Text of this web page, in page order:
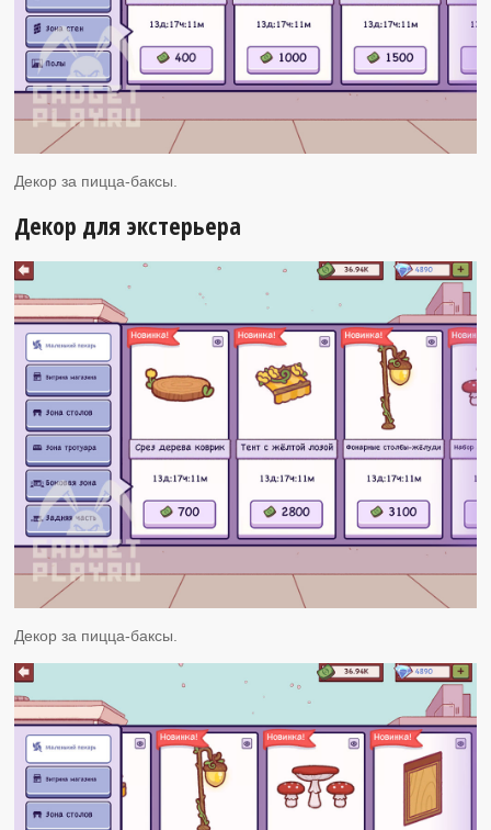
Декор за пицца-баксы.
Декор для экстерьера
Декор за пицца-баксы.